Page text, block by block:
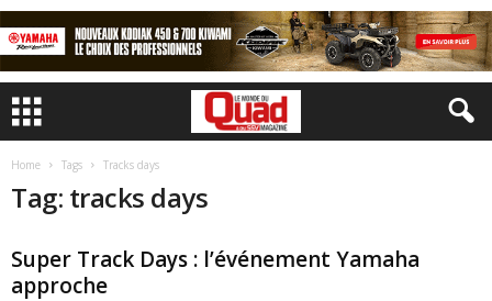
Home Tags Tracks days
Tag: tracks days
Super Track Days : l’événement Yamaha
approche